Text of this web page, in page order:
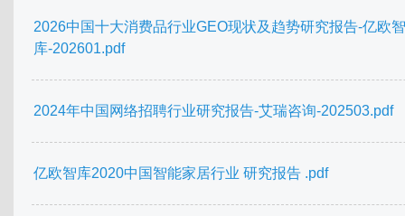
2026中国十大消费品行业GEO现状及趋势研究报告-亿欧智
库-202601.pdf
2024年中国网络招聘行业研究报告-艾瑞咨询-202503.pdf
亿欧智库2020中国智能家居行业 研究报告 .pdf